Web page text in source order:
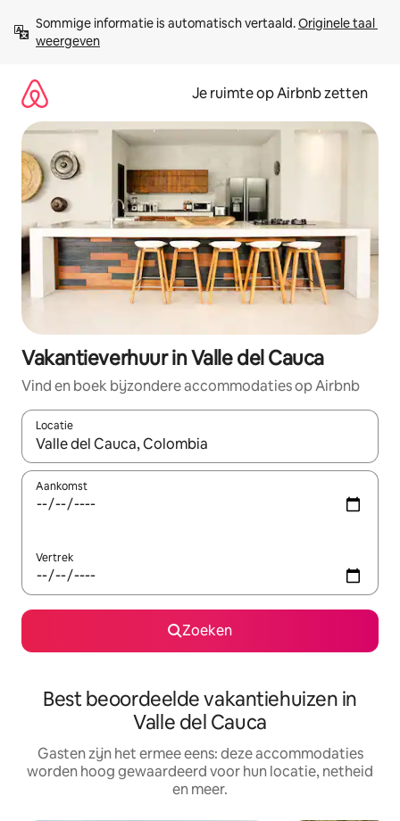
direct
naar
Sommige informatie is automatisch vertaald. Originele taal
weergeven
Je ruimte op Airbnb zetten
Vakantieverhuur in Valle del Cauca
Vind en boek bijzondere accommodaties op Airbnb
Locatie
Wanneer er suggesties beschikbaar zijn, maak je een keuze
Aankomst
Vertrek
Zoeken
Best beoordeelde vakantiehuizen in
Valle del Cauca
Gasten zijn het ermee eens: deze accommodaties
worden hoog gewaardeerd voor hun locatie, netheid
en meer.